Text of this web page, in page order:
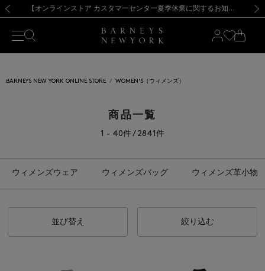
新規登録のお客様も対象！＜MY BARNEYS＞会員のお客様は11,000円（税込）以上のお買上げで常時送料無料！お買い物の際は会員登録を！
【夏季休業に伴う出荷一時停止のお知らせ】(2026.8.7) 【オンラインストア カスタマーセンター夏季休業に関するお知らせ】（2026.8.7）
【夏季休業に伴う返品・交換承り一時停止のお知らせ】（2026.8.5）
熊本県を中心とした地震の影響によるお荷物のお届けについて
【開催中】SUMMER SALEのご案内・ご注意事項 新規登録のお客様も対象！＜MY BARNEYS＞会員のお客様は11,000円（税込）以上のお買上げで常時送料無料！お買い物の際は会員登録を！
【夏季休業に伴う出荷一時停止のお知らせ】(2026.8.7)
BARNEYS NEW YORK ONLINE STORE WOMEN'S（ウィメンズ）
商品一覧
1 - 40件 / 2841件
ウィメンズウェア ウィメンズバッグ ウィメンズ革小物
並び替え 絞り込む